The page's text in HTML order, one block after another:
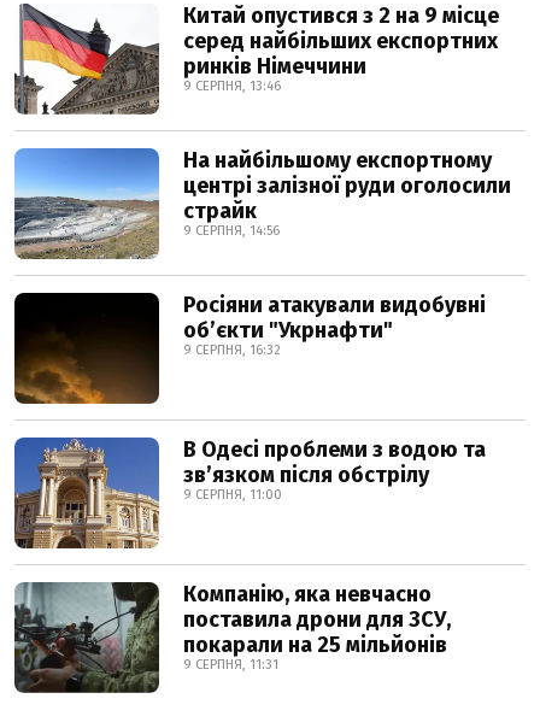
Китай опустився з 2 на 9 місце
серед найбільших експортних
ринків Німеччини
9 СЕРПНЯ, 13:46
На найбільшому експортному
центрі залізної руди оголосили
страйк
9 СЕРПНЯ, 14:56
Росіяни атакували видобувні
обʼєкти "Укрнафти"
9 СЕРПНЯ, 16:32
В Одесі проблеми з водою та
звʼязком після обстрілу
9 СЕРПНЯ, 11:00
Компанію, яка невчасно
поставила дрони для ЗСУ,
покарали на 25 мільйонів
9 СЕРПНЯ, 11:31